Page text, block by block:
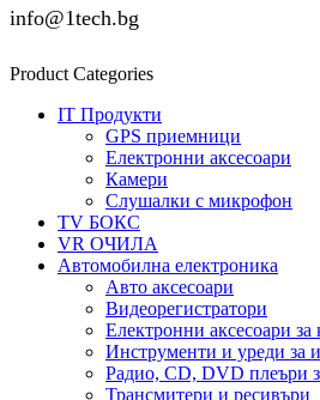
info@1tech.bg
Product Categories
IT Продукти
GPS приемници
Електронни аксесоари
Камери
Слушалки с микрофон
TV БОКС
VR ОЧИЛА
Автомобилна електроника
Авто аксесоари
Видеорегистратори
Електронни аксесоари за
Инструменти и уреди за
Радио, CD, DVD плеъри
Трансмитери и ресивъри